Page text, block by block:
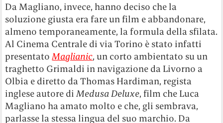
Da Magliano, invece, hanno deciso che la
soluzione giusta era fare un film e abbandonare,
almeno temporaneamente, la formula della sfilata.
Al Cinema Centrale di via Torino è stato infatti
presentatoMaglianic, un corto ambientato su un
traghetto Grimaldi in navigazione da Livorno a
Olbia e diretto da Thomas Hardiman, regista
inglese autore diMedusa Deluxe, film che Luca
Magliano ha amato molto e che, gli sembrava,
parlasse la stessa lingua del suo marchio. Da